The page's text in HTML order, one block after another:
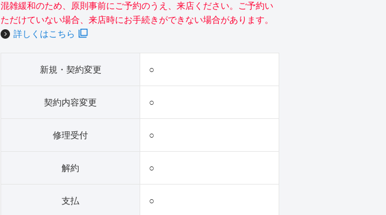
混雑緩和のため、原則事前にご予約のうえ、来店ください。ご予約い
ただけていない場合、来店時にお手続きができない場合があります。
詳しくはこちら
新規・契約変更 ○
契約内容変更 ○
修理受付 ○
解約 ○
支払 ○